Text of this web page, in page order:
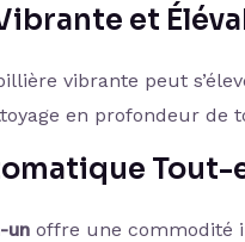
et
vibrante peut
en profondeur de
Tout-
un offre une commodité